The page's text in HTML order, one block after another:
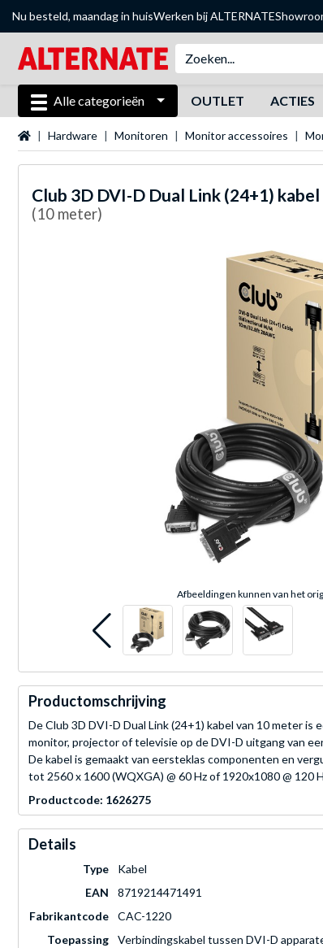
Nu besteld, maandag in huisWerken bij ALTERNATE
Alle categorieën OUTLET ACTIES
Startpagina
Hardware Monitoren Monitor accessoires
Club 3D DVI-D Dual Link (24+1) kabel
(10 meter)
Afbeeldingen kunnen van het
Productomschrijving
De Club 3D DVI-D Dual Link (24+1) kabel van 10 meter
monitor, projector of televisie op de DVI-D uitgang van
De kabel is gemaakt van eersteklas componenten en
tot 2560 x 1600 (WQXGA) @ 60 Hz of 1920x1080 @
Productcode: 1626275
Details
Type
Kabel
EAN
8719214471491
Fabrikantcode
CAC-1220
Toepassing
Verbindingskabel tussen DVI-D